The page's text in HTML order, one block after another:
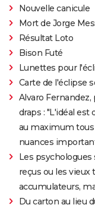
Nouvelle canicule
Mort de Jorge
Résultat Loto
Bison Futé
Lunettes pour
Carte de l'éclipse
Alvaro
draps : "L'idéal est
au maximum tous
nuances
Les
reçus ou les vieux
accumulateurs,
Du carton au lieu